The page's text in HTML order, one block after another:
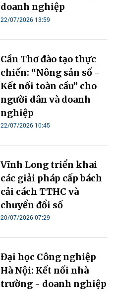
doanh nghiệp
22/07/2026 13:59
Cần Thơ đào tạo thực
chiến: “Nông sản số -
Kết nối toàn cầu” cho
người dân và doanh
nghiệp
22/07/2026 10:45
Vĩnh Long triển khai
các giải pháp cấp bách
cải cách TTHC và
chuyển đổi số
20/07/2026 07:29
Đại học Công nghiệp
Hà Nội: Kết nối nhà
trường - doanh nghiệp